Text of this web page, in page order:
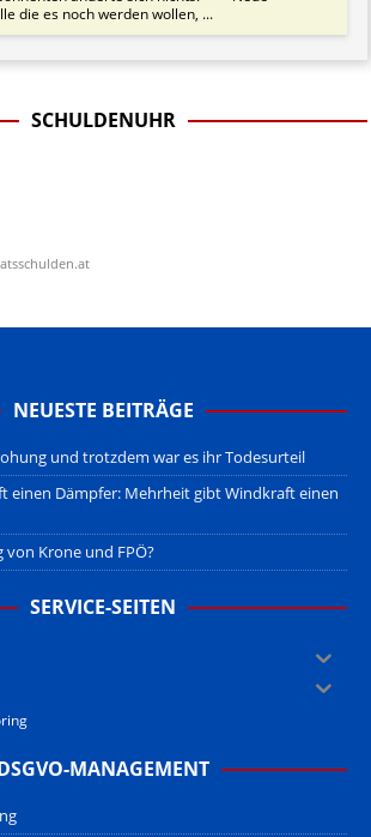
die es noch werden wollen, ...
SCHULDENUHR
NEUESTE BEITRÄGE
und trotzdem war es ihr Todesurteil
einen Dämpfer: Mehrheit gibt Windkraft einen
von Krone und FPÖ?
SERVICE-SEITEN
MANAGEMENT